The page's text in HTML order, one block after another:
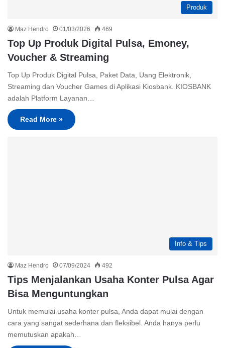
Produk
Maz Hendro 01/03/2026 469
Top Up Produk Digital Pulsa, Emoney,
Voucher & Streaming
Top Up Produk Digital Pulsa, Paket Data, Uang Elektronik,
Streaming dan Voucher Games di Aplikasi Kiosbank. KIOSBANK
adalah Platform Layanan…
Read More »
Info & Tips
Maz Hendro 07/09/2024 492
Tips Menjalankan Usaha Konter Pulsa Agar
Bisa Menguntungkan
Untuk memulai usaha konter pulsa, Anda dapat mulai dengan
cara yang sangat sederhana dan fleksibel. Anda hanya perlu
memutuskan apakah…